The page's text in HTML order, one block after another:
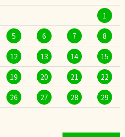
1
5 6 7 8
12 13 14 15
19 20 21 22
26 27 28 29